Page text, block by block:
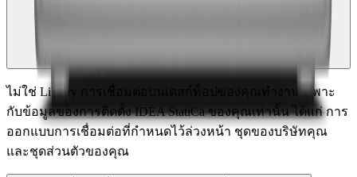
ไม่ใช่ Library การเชื่อมต่อบนเดสก์ท็อปของคุณทำงานเฉพาะ
กับข้อมูลของการติดตั้ง IDEA StatiCa ของคุณเท่านั้น ได้แก่ การ
ออกแบบการเชื่อมต่อที่กำหนดไว้ล่วงหน้า ชุดของบริษัทคุณ
และชุดส่วนตัวของคุณ